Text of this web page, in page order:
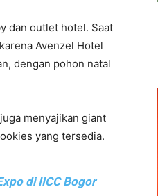
dan outlet hotel. Saat
Avenzel Hotel
dengan pohon natal
menyajikan giant
yang tersedia.
di IICC Bogor